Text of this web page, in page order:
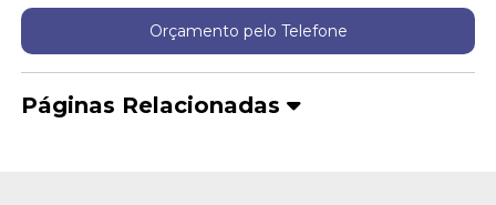
Orçamento pelo Telefone
Páginas Relacionadas